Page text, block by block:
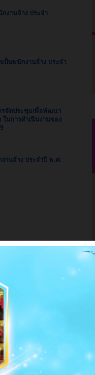
งานจ้าง ประจำ
ป็นพนักงานจ้าง ประจำ
รจัดประชุมเพื่อพัฒนา
นการดำเนินงานของ
านจ้าง ประจำปี พ.ศ.
ญญัติภาษีที่ดินและสิ่งปลูก